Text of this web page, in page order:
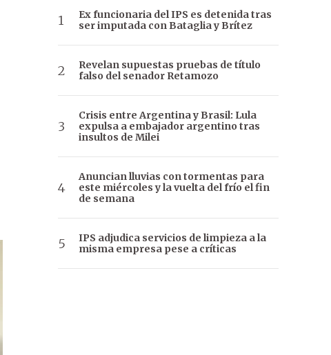
Ex funcionaria del IPS es detenida tras
ser imputada con Bataglia y Brítez
Revelan supuestas pruebas de título
falso del senador Retamozo
Crisis entre Argentina y Brasil: Lula
expulsa a embajador argentino tras
insultos de Milei
Anuncian lluvias con tormentas para
este miércoles y la vuelta del frío el fin
de semana
IPS adjudica servicios de limpieza a la
misma empresa pese a críticas